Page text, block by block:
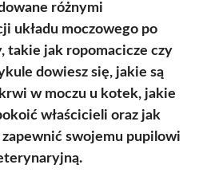
różnymi
układu moczowego po
takie jak ropomacicze czy
dowiesz się, jakie są
w moczu u kotek, jakie
właścicieli oraz jak
swojemu pupilowi